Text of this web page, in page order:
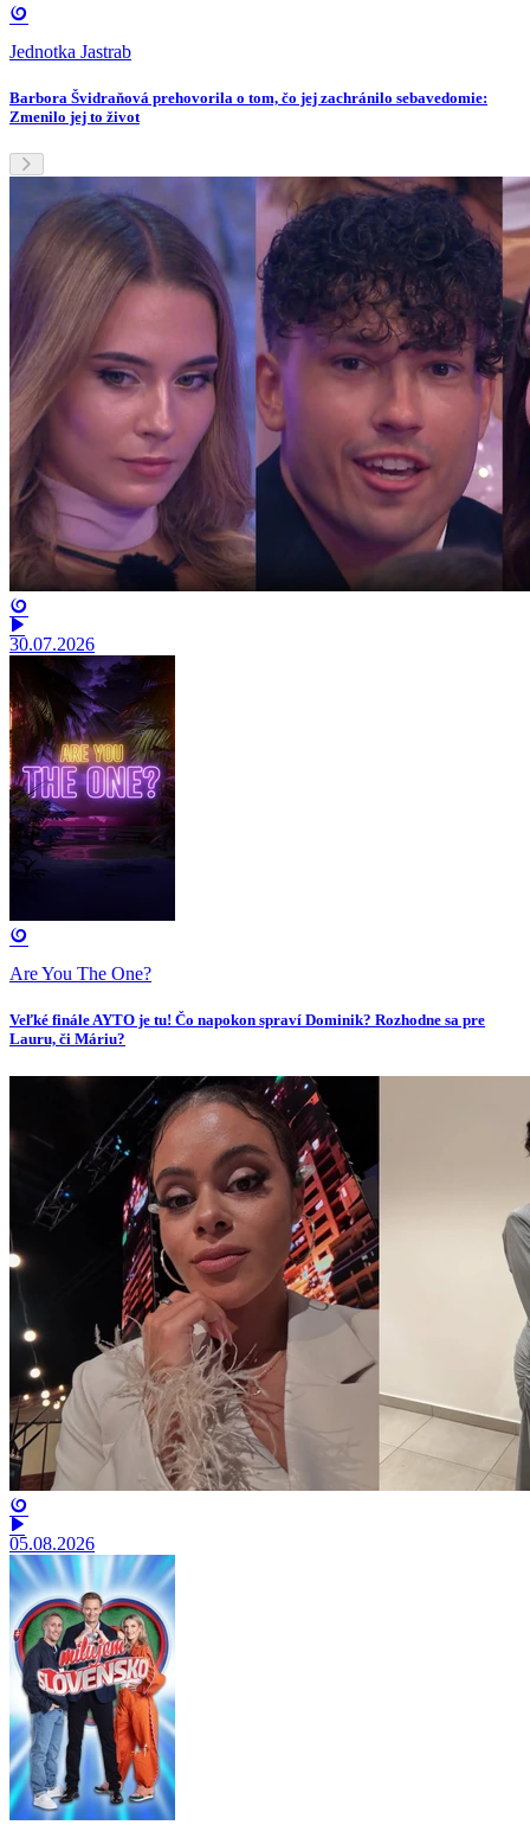
Jednotka Jastrab
Barbora Švidraňová prehovorila o tom, čo jej zachránilo sebavedomie:
Zmenilo jej to život
30.07.2026
Are You The One?
Veľké finále AYTO je tu! Čo napokon spraví Dominik? Rozhodne sa pre
Lauru, či Máriu?
05.08.2026